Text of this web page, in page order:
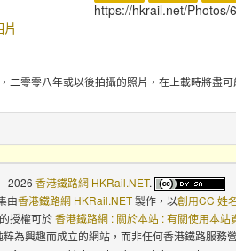
https://hkrail.net/Photos/
二零零八年或以後拍攝的照片，在上載時將盡
2026 香港鐵路網 HKRail.NET.
由香港鐵路網 HKRail.NET製作，以創用CC 姓
授權可於香港鐵路網 : 關於本站 : 有關使用本站
為興趣而成立的網站，而非任何香港鐵路服務